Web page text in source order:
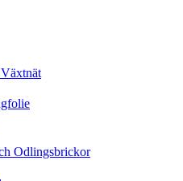
Odlingsbrickor